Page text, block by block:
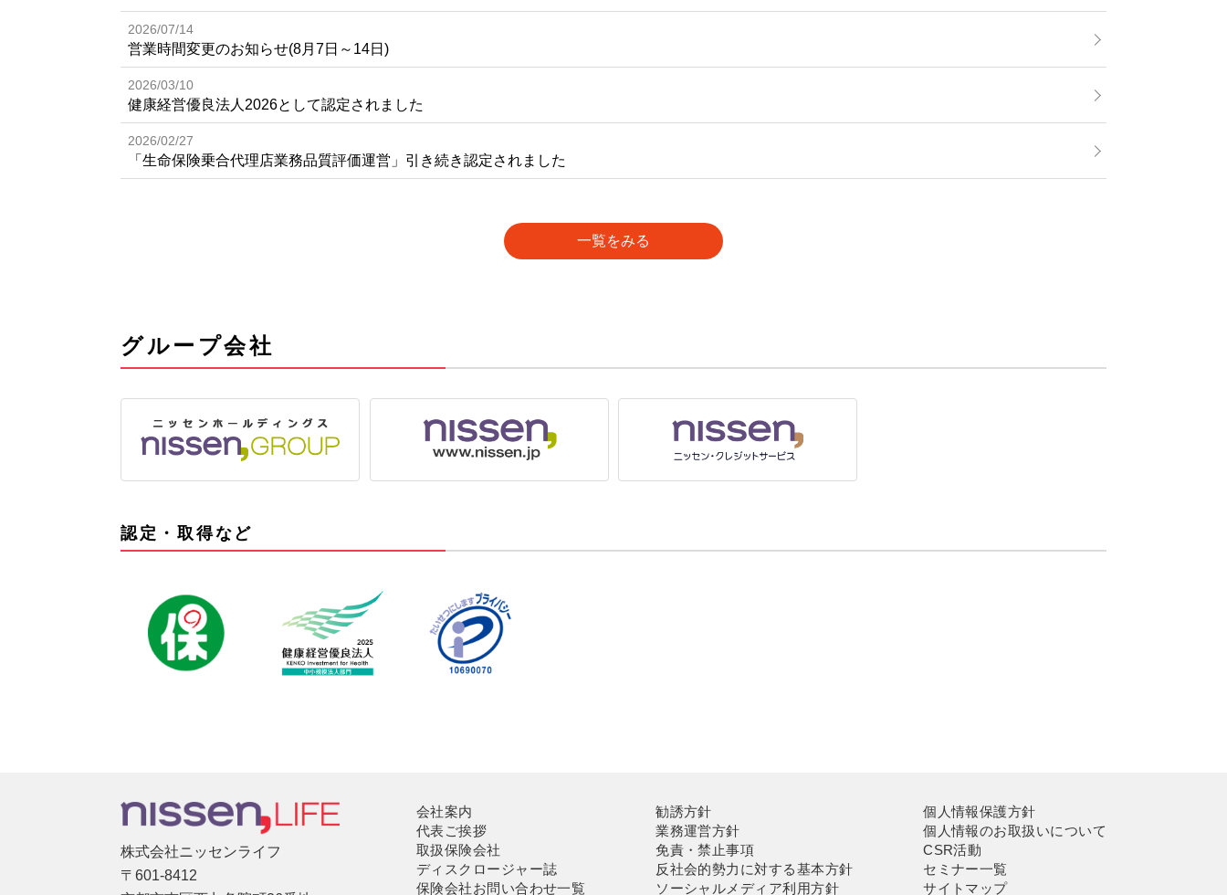
2026/07/14
営業時間変更のお知らせ(8月7日～14日)
2026/03/10
健康経営優良法人2026として認定されました
2026/02/27
「生命保険乗合代理店業務品質評価運営」引き続き認定されました
一覧をみる
グループ会社
認定・取得など
株式会社ニッセンライフ
〒601-8412
会社案内
代表ご挨拶
取扱保険会社
ディスクロージャー誌
保険会社お問い合わせ一覧
勧誘方針
業務運営方針
免責・禁止事項
反社会的勢力に対する基本方針
ソーシャルメディア利用方針
個人情報保護方針
個人情報のお取扱いについて
CSR活動
セミナー一覧
サイトマップ